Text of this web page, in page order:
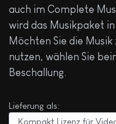
auch im Complete
wird das Musikpaket
Möchten Sie die
nutzen, wählen Sie
Beschallung.
Lieferung als: